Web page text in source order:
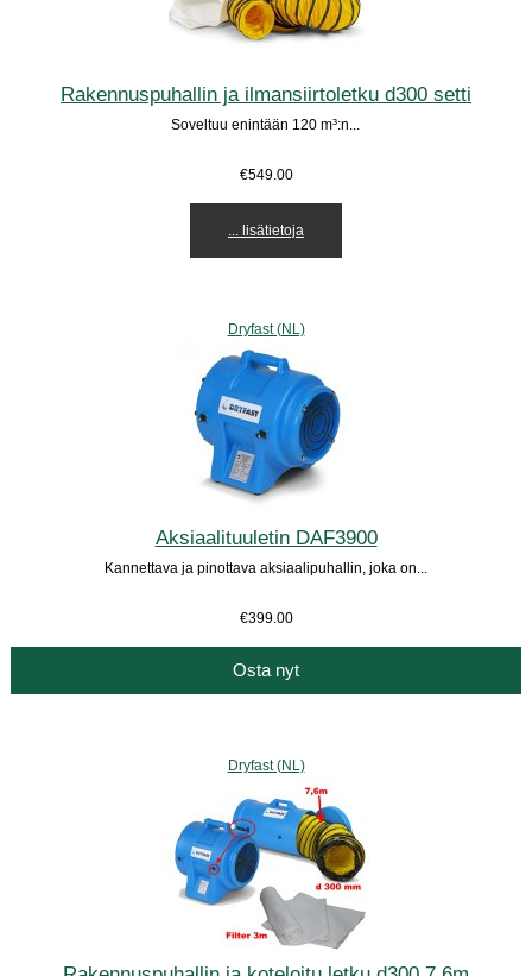
Rakennuspuhallin ja ilmansiirtoletku d300 setti
Soveltuu enintään 120 m³:n...
€549.00
... lisätietoja
Dryfast (NL)
Aksiaalituuletin DAF3900
Kannettava ja pinottava aksiaalipuhallin, joka on...
€399.00
Osta nyt
Dryfast (NL)